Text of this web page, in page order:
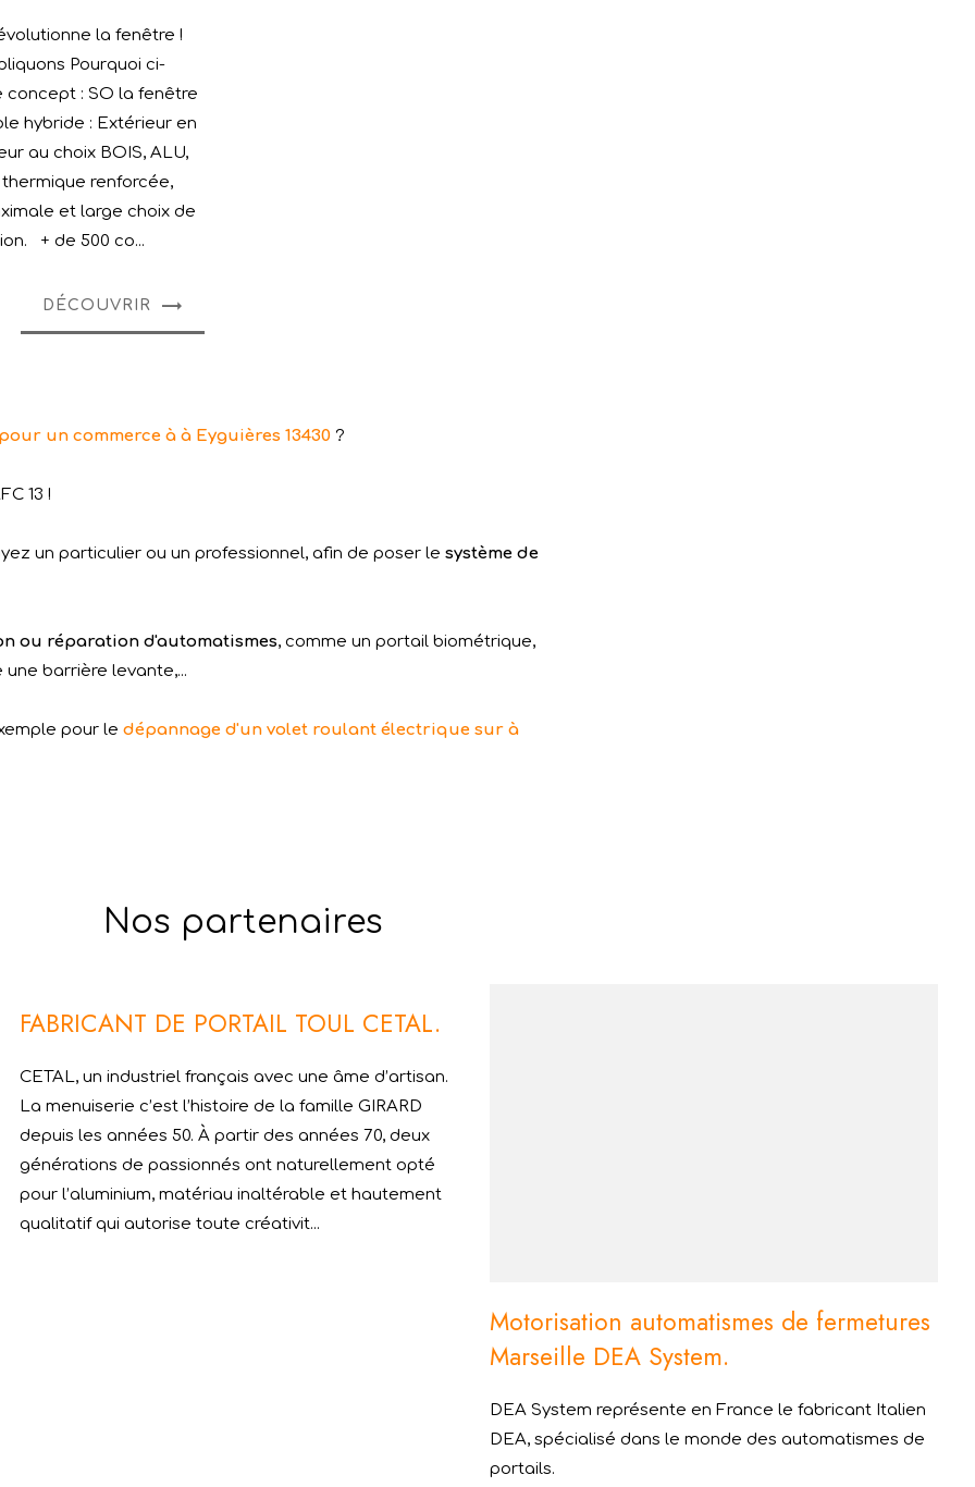
la fenêtre !
Pourquoi ci-
: SO la fenêtre
hybride : Extérieur en
au choix BOIS, ALU,
thermique renforcée,
et large choix de
+ de 500 co...
DÉCOUVRIR
un commerce à à Eyguières 13430?
13 !
un particulier ou un professionnel, afin de poser le système de
ou réparation d'automatismes, comme un portail biométrique,
barrière levante,...
pour le dépannage d'un volet roulant électrique sur à
Nos partenaires
FABRICANT DE PORTAIL TOUL CETAL.
CETAL, un industriel français avec une âme d’artisan.
La menuiserie c’est l’histoire de la famille GIRARD
depuis les années 50. À partir des années 70, deux
générations de passionnés ont naturellement opté
pour l’aluminium, matériau inaltérable et hautement
qualitatif qui autorise toute créativit...
Motorisation automatismes de fermetures
Marseille DEA System.
DEA System représente en France le fabricant Italien
DEA, spécialisé dans le monde des automatismes de
portails.